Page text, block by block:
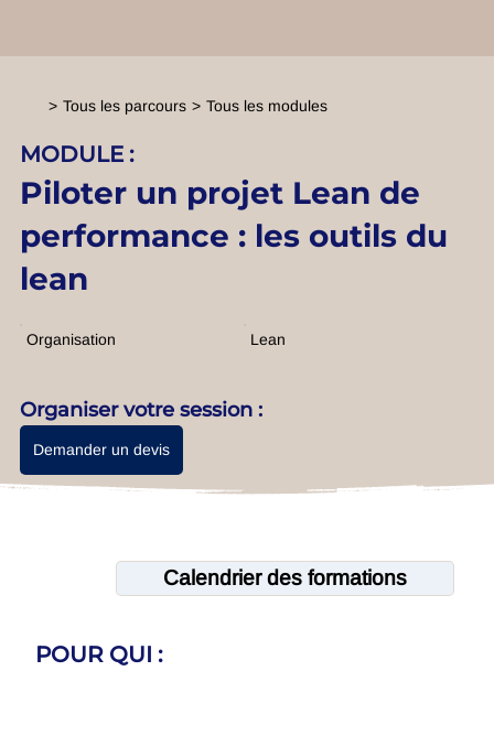
> Tous les parcours > Tous les modules
MODULE :
Piloter un projet Lean de
performance : les outils du
lean
Organisation Lean
Organiser votre session :
Demander un devis
POUR QUI :
Calendrier des formations